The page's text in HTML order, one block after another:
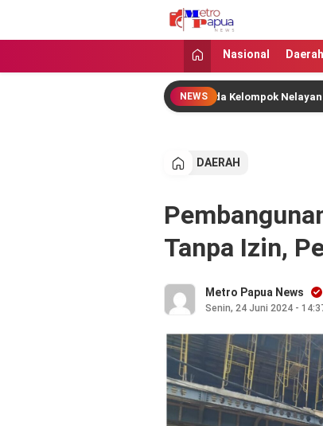
MetroPapua News
Jangan Gentar Bicara Benar
Nasional Daerah
NEWS
Pusat Salurkan Bantuan kepada Kelompok Nelayan Asal
DAERAH
Tanpa Izin,
Metro Papua News
Senin, 24 Juni 2024 -